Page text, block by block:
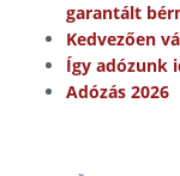
garantált
Kedvezően
Így adózunk
Adózás 2026